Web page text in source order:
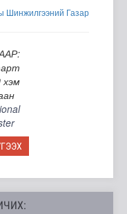
Шинжилгээний Газар
хэм